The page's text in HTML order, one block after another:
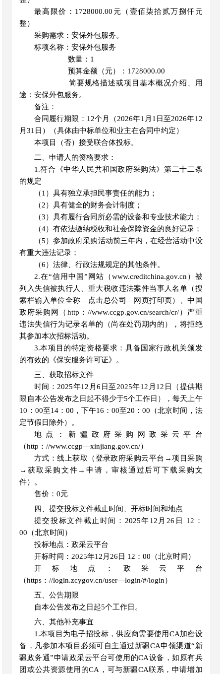
最高限价： 1728000.00元（壹佰柒拾贰万捌仟元
整）
采购需求：安保外包服务。
标项名称：安保外包服务
数量：1
预算金额（元） ： 1728000.00
简要规格描述或项目基本概况介绍、用
途：安保外包服务。
备注：
合同履行期限： 12个月 （2026年1月1日至2026年12
月31日 ）（具体由中标单位和业主在合同中约定）
本项目
（否） 接受联合体投标。
二、申请人的资格要求：
1.符合《中华人民共和国政府采购法》第二十二条
的规定
（1）具有独立承担民事责任的能力；
（2）具有健全的财务会计制度；
（3）具有履行合同所必需的设备和专业技术能力；
（4）有依法缴纳税收和社会保障资金的良好记录；
（5）参加政府采购活动前三年内，在经营活动中没
有重大违法记录；
（6）法律、行政法规规定的其他条件。
2.在“信用中国 ” 网站（www.creditchina.gov.cn）被
列入失信被执行人、重大税收违法案件当事人名单 （搜
索栏输入单位全称—点击总公司—网页打印页）
、中国
政府采购网（ http：//www.ccgp.gov.cn/search/cr/）严重
违法失信行为记录名单的（尚在处罚期内的），将拒绝
其参加本次招标活动。
3.本项目的特定资格要求 ：具备国家行政机关颁发
的有效的《保安服务许可证》 。
三、获取招标文件
时间 ： 2025年12 月6 日至2025年12 月 12 日 （提供期
限自本公告发布之日起不得少于5个工作日 ）
，每天上午
10 ： 00至14： 00，下午16 ：00至20 ：00 （北京时间，法
定节假日除外） 。
地点
： 新疆政府采购网政采云平台
（http ：//www.ccgp—xinjiang.gov.cn/）
方式：线上获取
（登录政府采购云平台 →项目采购
→获取采购文件→申请，审核通过后可下载采购文
件）。
售价： 0元
四、提交投标文件截止时间、开标时间和地点
提交投标文件截止时间： 2025年12月26日 1 2 ：
00（北京时间）
投标地点：政采云平台
开标时间： 2025年12月26日 1 2 ： 00（北京时间）
开标地点：政采云平台
（https：//login.zcygov.cn/user—login/#/login）
五、公告期限
自本公告发布之日起5个工作日。
六、其他补充事宜
1.本项目为电子招投标，供应商需要使用CA加密设
备，凡参加本项目必须可自主通过新疆CA申领渠道“新
疆政务通”申请政采云平台可使用的CA设备，如原有兵
团或公共资源使用的CA，可与新疆CA联系，申请增加